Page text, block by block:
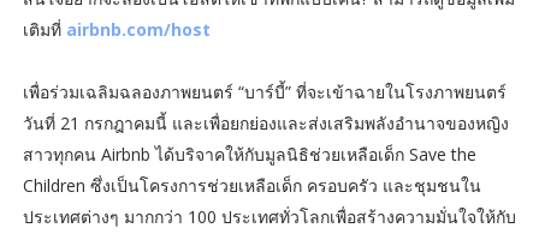
เติมที่ airbnb.com/host
เพื่อร่วมเฉลิมฉลองภาพยนตร์ “บาร์บี้” ที่จะเข้าฉายในโรงภาพยนตร์
วันที่ 21 กรกฎาคมนี้ และเพื่อยกย่องและส่งเสริมพลังอำนาจของหญิง
สาวทุกคน Airbnb ได้บริจาคให้กับมูลนิธิช่วยเหลือเด็ก Save the
Children ซึ่งเป็นโครงการช่วยเหลือเด็ก ครอบครัว และชุมชนใน
ประเทศต่างๆ มากกว่า 100 ประเทศทั่วโลกเพื่อสร้างความมั่นใจให้กับ